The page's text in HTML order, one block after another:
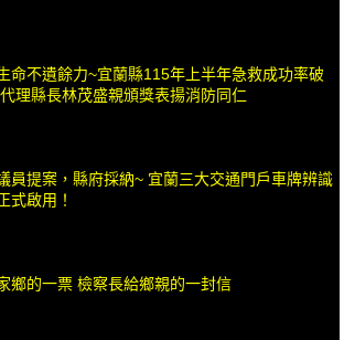
命不遺餘力~宜蘭縣115年上半年急救成功率破
理縣長林茂盛親頒獎表揚消防同仁
員提案，縣府採納~ 宜蘭三大交通門戶車牌辨識
式啟用！
鄉的一票 檢察長給鄉親的一封信